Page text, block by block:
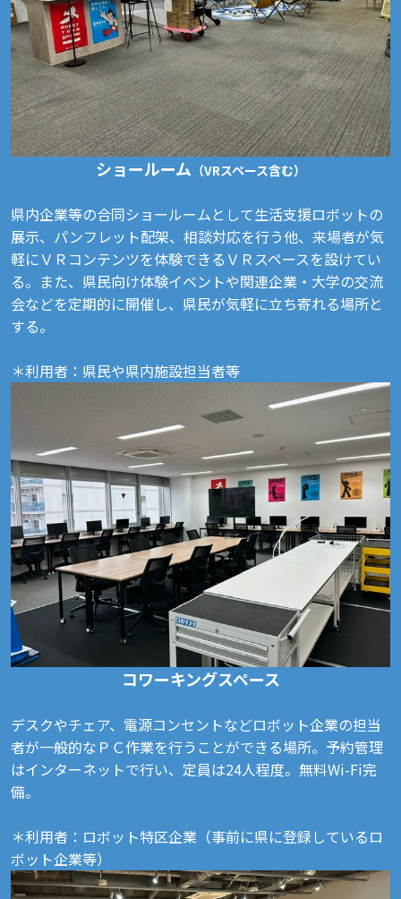
ショールーム （VRスペース含む）
県内企業等の合同ショールームとして生活支援ロボットの
展示、パンフレット配架、相談対応を行う他、来場者が気
軽にＶＲコンテンツを体験できるＶＲスペースを設けてい
る。また、県民向け体験イベントや関連企業・大学の交流
会などを定期的に開催し、県民が気軽に立ち寄れる場所と
する。
＊利用者：県民や県内施設担当者等
コワーキングスペース
デスクやチェア、電源コンセントなどロボット企業の担当
者が一般的なＰＣ作業を行うことができる場所。予約管理
はインターネットで行い、定員は24人程度。無料Wi-Fi完
備。
＊利用者：ロボット特区企業（事前に県に登録しているロ
ボット企業等）